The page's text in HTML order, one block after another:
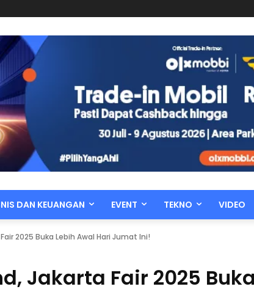
DAN KEUANGAN EVENT TEKNO VIDEO
2025 Buka Lebih Awal Hari Jumat Ini!
Jakarta Fair 2025